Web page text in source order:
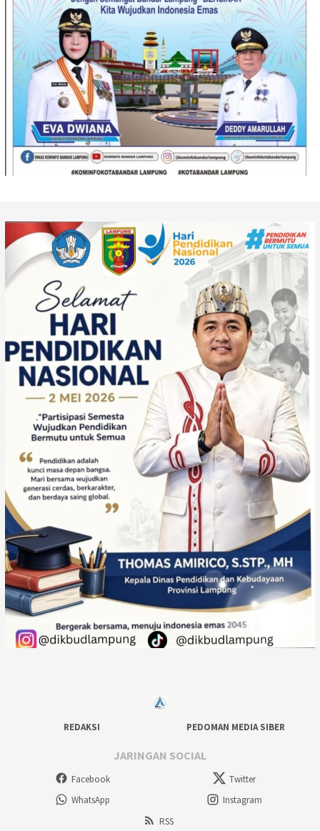
REDAKSI PEDOMAN MEDIA SIBER
JARINGAN SOCIAL
Facebook
Twitter
WhatsApp
Instagram
RSS